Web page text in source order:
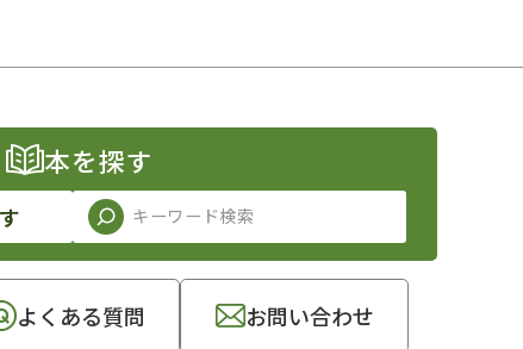
本を探す
よくある質問 お問い合わせ